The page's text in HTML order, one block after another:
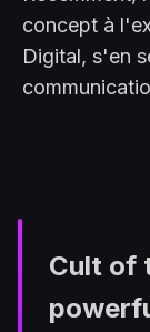
concept à
Digital, s'en
Cult of